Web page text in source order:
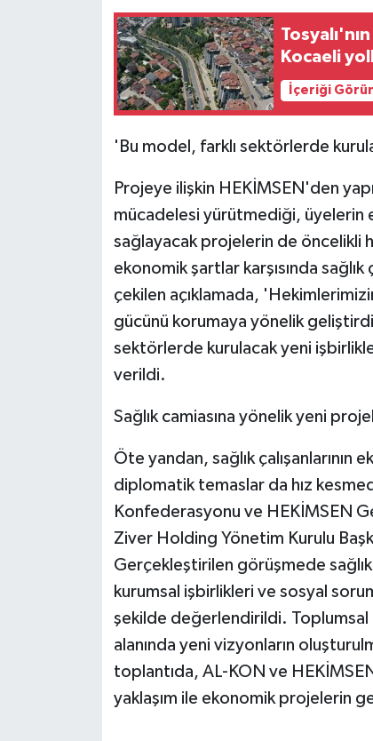
Kocaeli
İçeriği
'Bu model, farklı sektörlerde
Projeye ilişkin HEKİMSEN'den
mücadelesi yürütmediği, üyelerin
sağlayacak projelerin de öncelikli
ekonomik şartlar karşısında
çekilen açıklamada,
gücünü korumaya yönelik
sektörlerde kurulacak yeni
verildi.
Sağlık camiasına yönelik yeni
Öte yandan, sağlık çalışanlarının
diplomatik temaslar da hız
Konfederasyonu ve HEKİMSEN
Ziver Holding Yönetim Kurulu
Gerçekleştirilen görüşmede
kurumsal işbirlikleri ve sosyal
şekilde değerlendirildi. Toplumsal
alanında yeni vizyonların
toplantıda, AL-KON ve
yaklaşım ile ekonomik projelerin